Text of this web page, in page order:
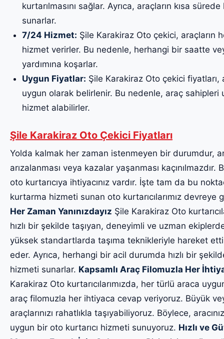
kurtarılmasını sağlar. Ayrıca, araçların kısa
sunarlar.
7/24 Hizmet: Şile Karakiraz Oto çekici, araçların
hizmet verirler. Bu nedenle, herhangi bir saatte
yardımına koşarlar.
Uygun Fiyatlar: Şile Karakiraz Oto çekici
uygun olarak belirlenir. Bu nedenle, araç
hizmet alabilirler.
Şile Karakiraz Oto Çekici Fiyatları
Yolda kalmak her zaman istenmeyen bir durumdur,
arızalanması veya kazalar yaşanması
oto kurtarıcıya ihtiyacınız vardır. İşte tam da bu
kurtarma hizmeti sunan oto kurtarıcılarımız devreye
Her Zaman Yanınızdayız Şile Karakiraz Oto
hızlı bir şekilde taşıyan, deneyimli ve uzman
yüksek standartlarda taşıma teknikleriyle hareket
eder. Ayrıca, herhangi bir acil durumda hızlı bir
hizmeti sunarlar. Kapsamlı Araç Filomuzla Her
Karakiraz Oto kurtarıcılarımızda, her türlü araca
araç filomuzla her ihtiyaca cevap veriyoruz. Büyük
araçlarınızı rahatlıkla taşıyabiliyoruz. Böylece,
uygun bir oto kurtarıcı hizmeti sunuyoruz. Hızlı ve